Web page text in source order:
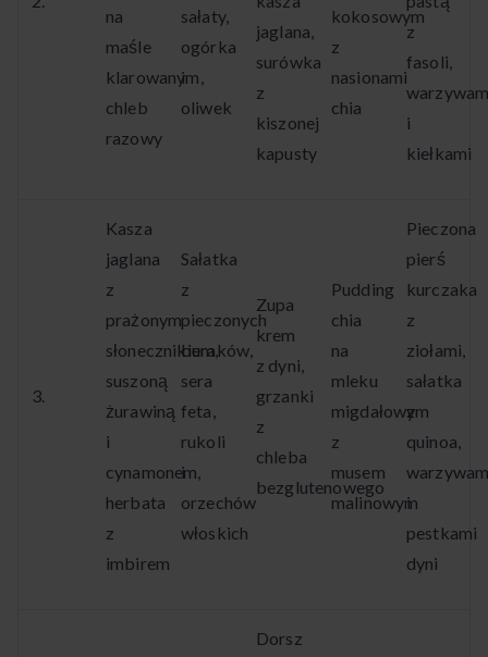
na
maśle
klarowanym,
chleb
razowy
sałaty,
ogórka
i
oliwek
jaglana,
surówka
z
kiszonej
kapusty
kokosowym
z
nasionami
chia
z
fasoli,
i
kiełkami
3.
Kasza
jaglana
z
prażonym
słonecznikiem,
suszoną
żurawiną
i
cynamonem,
herbata
z
imbirem
Sałatka
z
pieczonych
buraków,
sera
feta,
rukoli
i
orzechów
włoskich
Zupa
krem
z dyni,
grzanki
z
chleba
bezglutenowego
Pudding
chia
na
mleku
migdałowym
z
musem
malinowym
Pieczona
pierś
kurczaka
z
ziołami,
sałatka
z
quinoa,
i
pestkami
dyni
Dorsz